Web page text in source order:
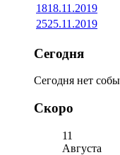
1818.11.2019
2525.11.2019
Сегодня
Сегодня нет
Скоро
11
Августа